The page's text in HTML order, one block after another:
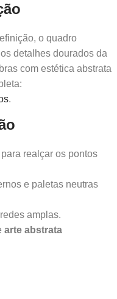
o quadro
detalhes dourados da
com estética abstrata
.
realçar os pontos
e paletas neutras
amplas.
arte abstrata